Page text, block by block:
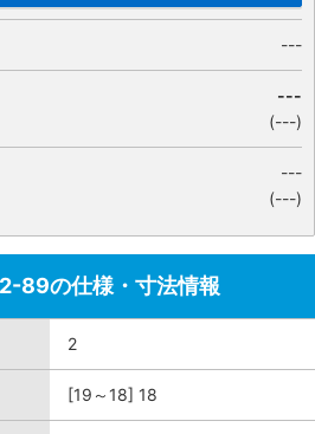
---
---
(---)
---
(---)
89の仕様・寸法情報
2
[19～18] 18